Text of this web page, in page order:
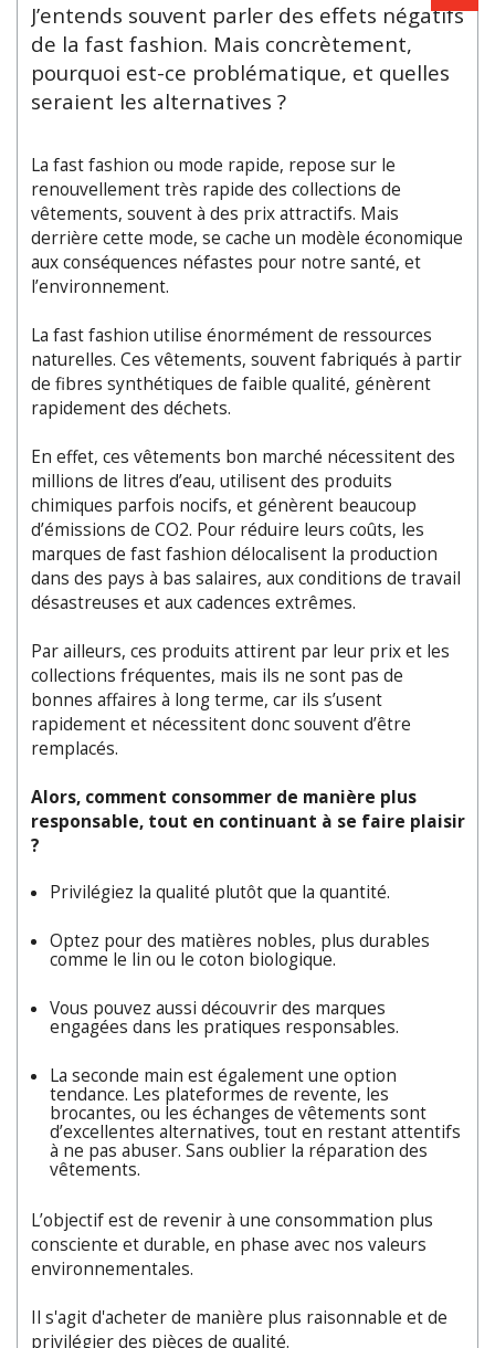
J’entends souvent parler des effets négatifs
de la fast fashion. Mais concrètement,
pourquoi est-ce problématique, et quelles
seraient les alternatives ?
La fast fashion ou mode rapide, repose sur le
renouvellement très rapide des collections de
vêtements, souvent à des prix attractifs. Mais
derrière cette mode, se cache un modèle économique
aux conséquences néfastes pour notre santé, et
l’environnement.
La fast fashion utilise énormément de ressources
naturelles. Ces vêtements, souvent fabriqués à partir
de fibres synthétiques de faible qualité, génèrent
rapidement des déchets.
En effet, ces vêtements bon marché nécessitent des
millions de litres d’eau, utilisent des produits
chimiques parfois nocifs, et génèrent beaucoup
d’émissions de CO2. Pour réduire leurs coûts, les
marques de fast fashion délocalisent la production
dans des pays à bas salaires, aux conditions de travail
désastreuses et aux cadences extrêmes.
Par ailleurs, ces produits attirent par leur prix et les
collections fréquentes, mais ils ne sont pas de
bonnes affaires à long terme, car ils s’usent
rapidement et nécessitent donc souvent d’être
remplacés.
Alors, comment consommer de manière plus
responsable, tout en continuant à se faire plaisir
?
Privilégiez la qualité plutôt que la quantité.
Optez pour des matières nobles, plus durables
comme le lin ou le coton biologique.
Vous pouvez aussi découvrir des marques
engagées dans les pratiques responsables.
La seconde main est également une option
tendance. Les plateformes de revente, les
brocantes, ou les échanges de vêtements sont
d’excellentes alternatives, tout en restant attentifs
à ne pas abuser. Sans oublier la réparation des
vêtements.
L’objectif est de revenir à une consommation plus
consciente et durable, en phase avec nos valeurs
environnementales.
Il s'agit d'acheter de manière plus raisonnable et de
privilégier des pièces de qualité.